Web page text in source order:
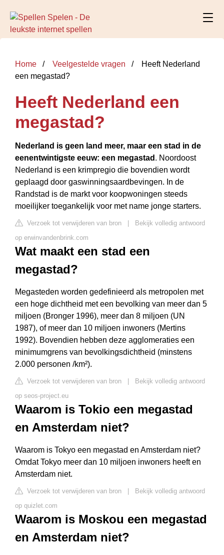
Home Veelgestelde vragen
Heeft Nederland
een megastad?
Heeft Nederland een
megastad?
Nederland is geen land meer, maar een stad in de
eenentwintigste eeuw: een megastad . Noordoost
Nederland is een krimpregio die bovendien wordt
geplaagd door gaswinningsaardbevingen. In de
Randstad is de markt voor koopwoningen steeds
moeilijker toegankelijk voor met name jonge starters.
Verzoek tot verwijderen van bron
Bekijk volledig antwoord
op erwinvandenbrink.com
Wat maakt een stad een
megastad?
Megasteden worden gedefinieerd als metropolen met
een hoge dichtheid met een bevolking van meer dan 5
miljoen (Bronger 1996), meer dan 8 miljoen (UN
1987), of meer dan 10 miljoen inwoners (Mertins
1992). Bovendien hebben deze agglomeraties een
minimumgrens van bevolkingsdichtheid (minstens
2.000 personen /km²).
Verzoek tot verwijderen van bron
Bekijk volledig antwoord
op seos-project.eu
Waarom is Tokio een megastad
en Amsterdam niet?
Waarom is Tokyo een megastad en Amsterdam niet?
Omdat Tokyo meer dan 10 miljoen inwoners heeft en
Amsterdam niet.
Verzoek tot verwijderen van bron
Bekijk volledig antwoord
op quizlet.com
Waarom is Moskou een megastad
en Amsterdam niet?